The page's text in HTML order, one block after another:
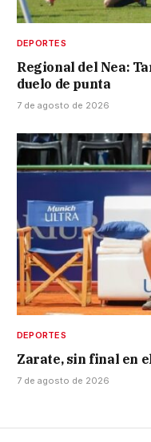
DEPORTES
Regional del Nea:
duelo de punta
7 de agosto de 2026
DEPORTES
Zarate, sin final en
7 de agosto de 2026